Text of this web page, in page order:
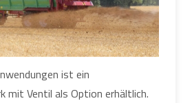
ist ein
mit Ventil als Option erhältlich.